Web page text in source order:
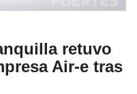
retuvo
Air-e tras